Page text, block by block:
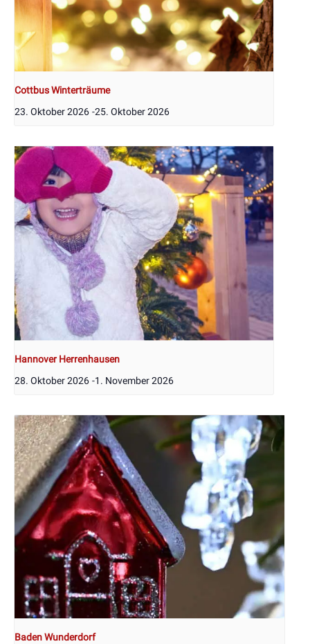
Cottbus Winterträume
23. Oktober 2026 -25. Oktober 2026
Hannover Herrenhausen
28. Oktober 2026 -1. November 2026
Baden Wunderdorf